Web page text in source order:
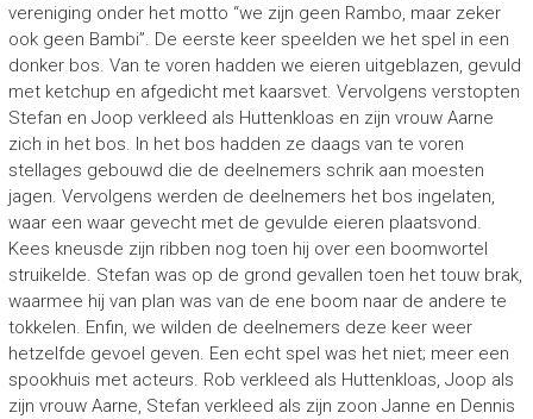
vereniging onder het motto “we zijn geen Rambo, maar zeker
ook geen Bambi”. De eerste keer speelden we het spel in een
donker bos. Van te voren hadden we eieren uitgeblazen, gevuld
met ketchup en afgedicht met kaarsvet. Vervolgens verstopten
Stefan en Joop verkleed als Huttenkloas en zijn vrouw Aarne
zich in het bos. In het bos hadden ze daags van te voren
stellages gebouwd die de deelnemers schrik aan moesten
jagen. Vervolgens werden de deelnemers het bos ingelaten,
waar een waar gevecht met de gevulde eieren plaatsvond.
Kees kneusde zijn ribben nog toen hij over een boomwortel
struikelde. Stefan was op de grond gevallen toen het touw brak,
waarmee hij van plan was van de ene boom naar de andere te
tokkelen. Enfin, we wilden de deelnemers deze keer weer
hetzelfde gevoel geven. Een echt spel was het niet; meer een
spookhuis met acteurs. Rob verkleed als Huttenkloas, Joop als
zijn vrouw Aarne, Stefan verkleed als zijn zoon Janne en Dennis